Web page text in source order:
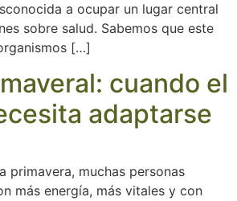
a ocupar un lugar central
sobre salud. Sabemos que este
[…]
cuando el
adaptarse
primavera, muchas personas
más energía, más vitales y con